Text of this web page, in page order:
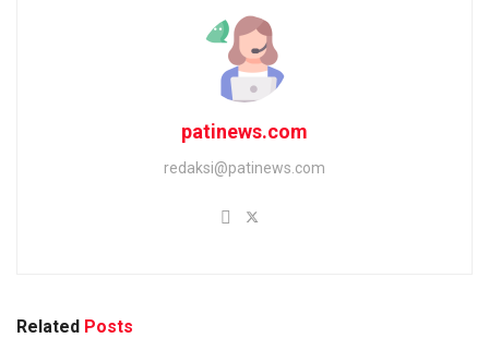
patinews.com
redaksi@patinews.com
Related Posts